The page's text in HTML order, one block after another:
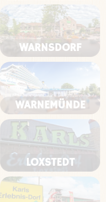
WARNSDORF
WARNEMÜNDE
LOXSTEDT